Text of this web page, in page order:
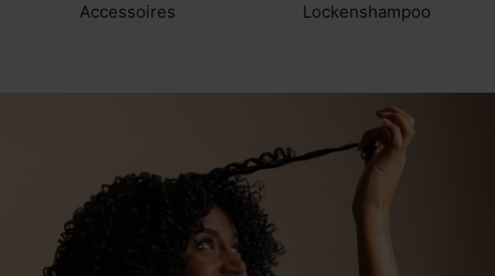
Accessoires Lockenshampoo